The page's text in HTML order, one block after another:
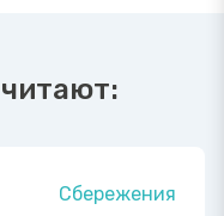
Сбережения